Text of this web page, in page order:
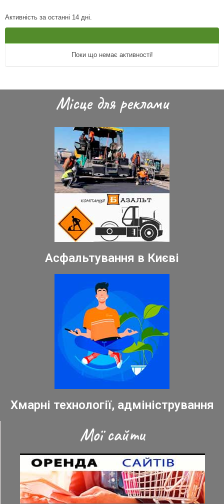
Активність за останні 14 дні.
Поки що немає активності!
Місце для реклами
Асфальтування в Києві
Хмарні технології, адміністрування
Мої сайти